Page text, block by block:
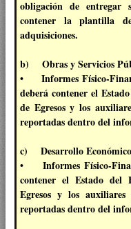
obligación de entregar
contener la plantilla
adquisiciones.
b) Obras y Servicios
• Informes Físico-
deberá contener el
de Egresos y los
reportadas dentro del
c) Desarrollo
• Informes Físico-
contener el Estado del
Egresos y los
reportadas dentro del